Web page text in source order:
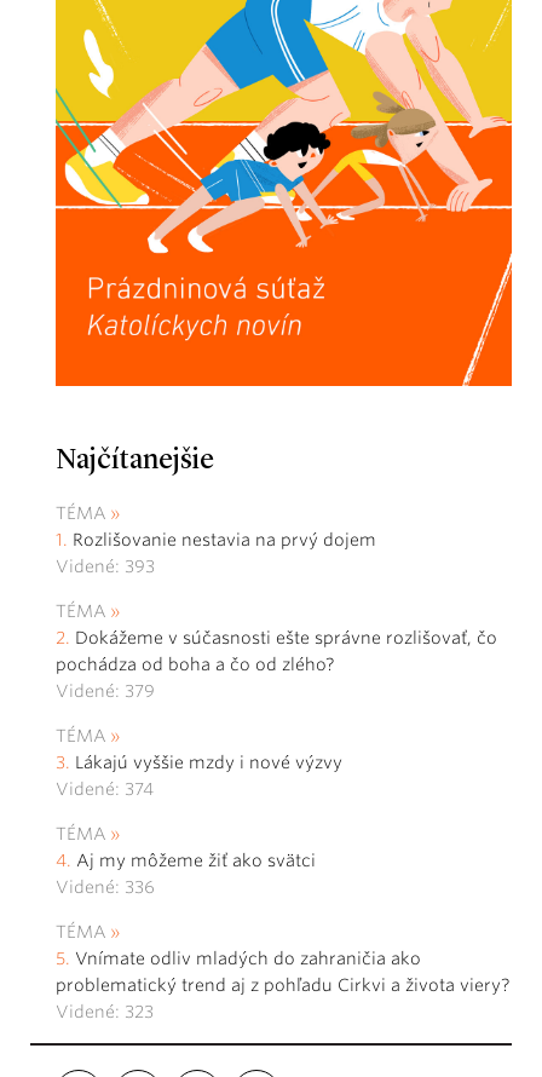
Najčítanejšie
TÉMA
Rozlišovanie nestavia na prvý dojem
Videné: 393
TÉMA
Dokážeme v súčasnosti ešte správne rozlišovať, čo
pochádza od boha a čo od zlého?
Videné: 379
TÉMA
Lákajú vyššie mzdy i nové výzvy
Videné: 374
TÉMA
Aj my môžeme žiť ako svätci
Videné: 336
TÉMA
Vnímate odliv mladých do zahraničia ako
problematický trend aj z pohľadu Cirkvi a života viery?
Videné: 323